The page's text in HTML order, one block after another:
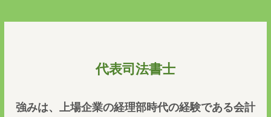
代表司法書士
強みは、上場企業の経理部時代の経験である会計